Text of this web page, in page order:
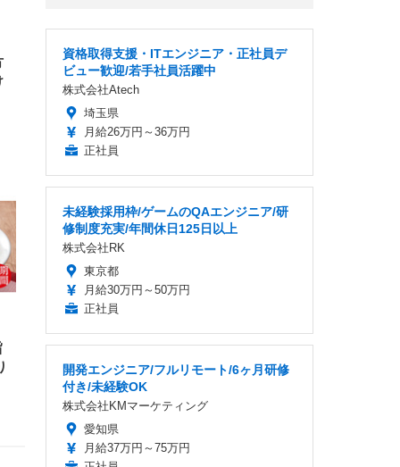
資格取得支援・ITエンジニア・正社員デ
ビュー歓迎/若手社員活躍中
株式会社Atech
埼玉県
月給26万円～36万円
正社員
未経験採用枠/ゲームのQAエンジニア/研
修制度充実/年間休日125日以上
株式会社RK
東京都
月給30万円～50万円
正社員
開発エンジニア/フルリモート/6ヶ月研修
付き/未経験OK
株式会社KMマーケティング
愛知県
月給37万円～75万円